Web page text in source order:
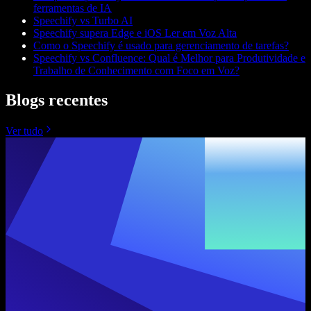
ferramentas de IA
Speechify vs Turbo AI
Speechify supera Edge e iOS Ler em Voz Alta
Como o Speechify é usado para gerenciamento de tarefas?
Speechify vs Confluence: Qual é Melhor para Produtividade e
Trabalho de Conhecimento com Foco em Voz?
Blogs recentes
Ver tudo